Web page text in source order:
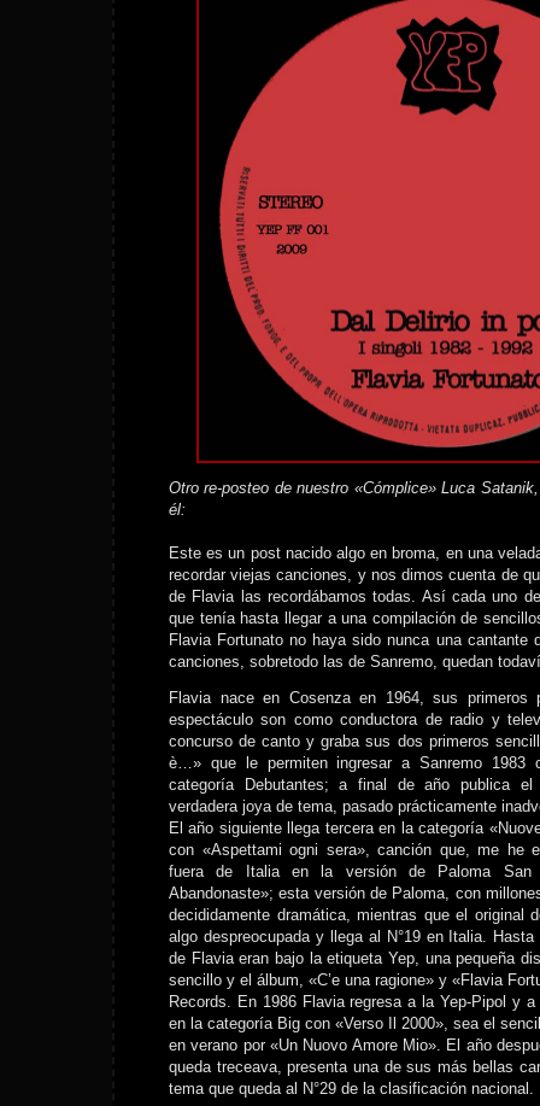
Otro re-posteo de nuestro «Cómplice» Luca
él:
Este es un post nacido algo en broma, en una
recordar viejas canciones, y nos dimos cuenta de
de Flavia las recordábamos todas. Así cada uno
que tenía hasta llegar a una compilación de
Flavia Fortunato no haya sido nunca una cantante
canciones, sobretodo las de Sanremo, quedan
Flavia nace en Cosenza en 1964, sus primeros
espectáculo son como conductora de radio y
concurso de canto y graba sus dos primeros
è…» que le permiten ingresar a Sanremo 1983
categoría Debutantes; a final de año publica el
verdadera joya de tema, pasado prácticamente
El año siguiente llega tercera en la categoría
con «Aspettami ogni sera», canción que, me he
fuera de Italia en la versión de Paloma San
Abandonaste»; esta versión de Paloma, con
decididamente dramática, mientras que el original
algo despreocupada y llega al N°19 en Italia.
de Flavia eran bajo la etiqueta Yep, una pequeña
sencillo y el álbum, «C’e una ragione» y «Flavia
Records. En 1986 Flavia regresa a la Yep-Pipol y
en la categoría Big con «Verso Il 2000», sea el
en verano por «Un Nuovo Amore Mio». El año
queda treceava, presenta una de sus más bellas
tema que queda al N°29 de la clasificación nacional.